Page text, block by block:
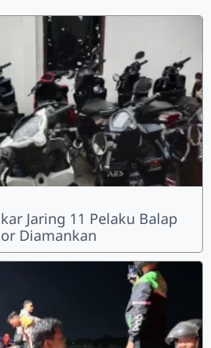
Jaring 11 Pelaku Balap
Diamankan